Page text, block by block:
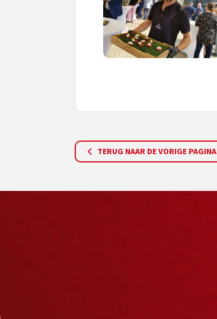
TERUG NAAR DE VORIGE PAGINA